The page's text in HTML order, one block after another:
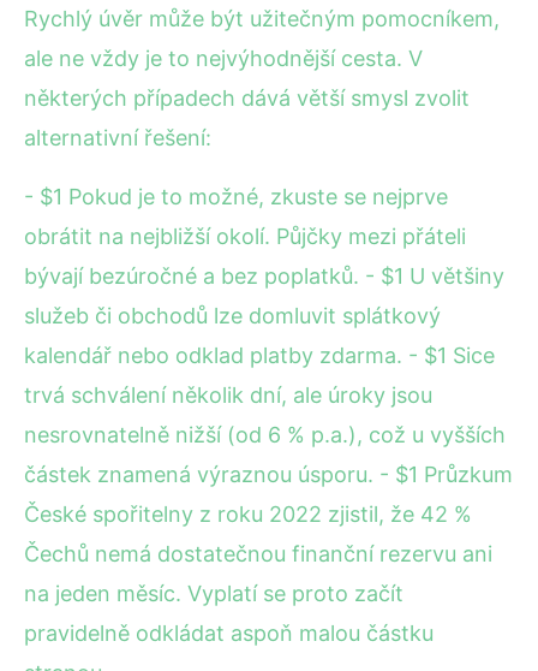
Rychlý úvěr může být užitečným pomocníkem,
ale ne vždy je to nejvýhodnější cesta. V
některých případech dává větší smysl zvolit
alternativní řešení:
- $1 Pokud je to možné, zkuste se nejprve
obrátit na nejbližší okolí. Půjčky mezi přáteli
bývají bezúročné a bez poplatků. - $1 U většiny
služeb či obchodů lze domluvit splátkový
kalendář nebo odklad platby zdarma. - $1 Sice
trvá schválení několik dní, ale úroky jsou
nesrovnatelně nižší (od 6 % p.a.), což u vyšších
částek znamená výraznou úsporu. - $1 Průzkum
České spořitelny z roku 2022 zjistil, že 42 %
Čechů nemá dostatečnou finanční rezervu ani
na jeden měsíc. Vyplatí se proto začít
pravidelně odkládat aspoň malou částku